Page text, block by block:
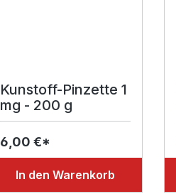
Kunstoff-Pinzette 1
mg - 200 g
6,00 €*
In den Warenkorb